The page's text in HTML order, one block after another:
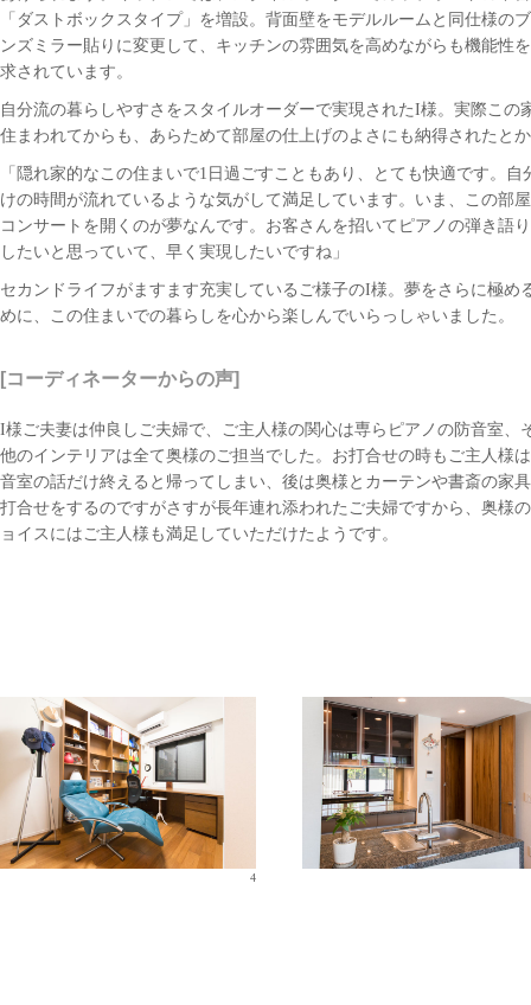
「ダストボックスタイプ」を増設。背面壁をモデルルームと同仕様の
ンズミラー貼りに変更して、キッチンの雰囲気を高めながらも機能性
求されています。
自分流の暮らしやすさをスタイルオーダーで実現されたI様。実際この
住まわれてからも、あらためて部屋の仕上げのよさにも納得されたと
「隠れ家的なこの住まいで1日過ごすこともあり、とても快適です。自
けの時間が流れているような気がして満足しています。いま、この部
コンサートを開くのが夢なんです。お客さんを招いてピアノの弾き語
したいと思っていて、早く実現したいですね」
セカンドライフがますます充実しているご様子のI様。夢をさらに極め
めに、この住まいでの暮らしを心から楽しんでいらっしゃいました。
[コーディネーターからの声]
I様ご夫妻は仲良しご夫婦で、ご主人様の関心は専らピアノの防音室、
他のインテリアは全て奥様のご担当でした。お打合せの時もご主人様
音室の話だけ終えると帰ってしまい、後は奥様とカーテンや書斎の家
打合せをするのですがさすが長年連れ添われたご夫婦ですから、奥様
ョイスにはご主人様も満足していただけたようです。
4